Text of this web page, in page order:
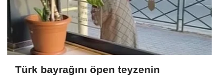
Türk bayrağını öpen teyzenin